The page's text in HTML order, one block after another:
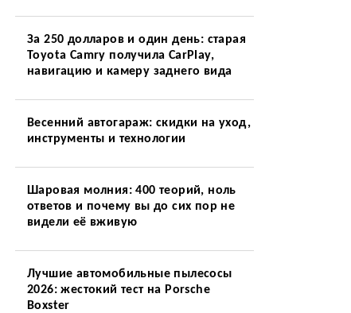
За 250 долларов и один день: старая
Toyota Camry получила CarPlay,
навигацию и камеру заднего вида
Весенний автогараж: скидки на уход,
инструменты и технологии
Шаровая молния: 400 теорий, ноль
ответов и почему вы до сих пор не
видели её вживую
Лучшие автомобильные пылесосы
2026: жестокий тест на Porsche
Boxster